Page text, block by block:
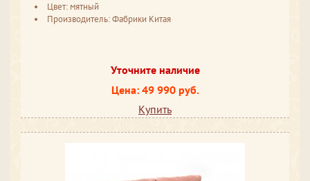
Цвет: мятный
Производитель: Фабрики Китая
Уточните наличие
Цена: 49 990 руб.
Купить